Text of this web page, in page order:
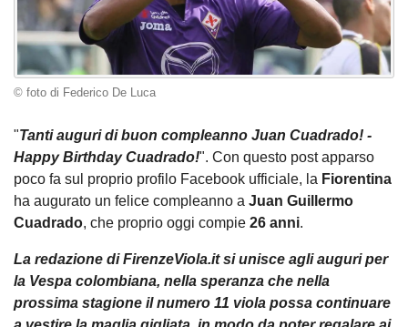
© foto di Federico De Luca
"Tanti auguri di buon compleanno Juan Cuadrado! -
Happy Birthday Cuadrado!". Con questo post apparso
poco fa sul proprio profilo Facebook ufficiale, la Fiorentina
ha augurato un felice compleanno a Juan Guillermo
Cuadrado, che proprio oggi compie 26 anni.
La redazione di FirenzeViola.it si unisce agli auguri per
la Vespa colombiana, nella speranza che nella
prossima stagione il numero 11 viola possa continuare